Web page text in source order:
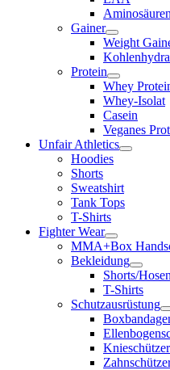
Gainer
Weight
Protein
Whey
Whey-Isolat
Casein
Veganes
Unfair Athletics
Hoodies
Shorts
Sweatshirt
Tank Tops
T-Shirts
Fighter Wear
MMA+Box
Bekleidung
Shorts/Hosen
T-Shirts
Schutzausrüstung
Knieschützer